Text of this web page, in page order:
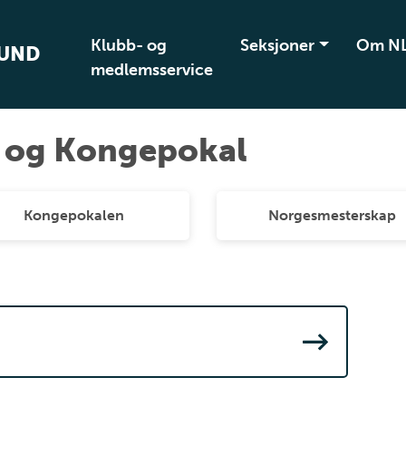
Klubb- og
medlemsservice
Seksjoner Om
Kongepokal
Kongepokalen Norgesmesterskap